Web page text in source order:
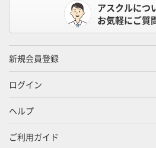
アスクルにつ
お気軽にご質
新規会員登録
ログイン
ヘルプ
ご利用ガイド